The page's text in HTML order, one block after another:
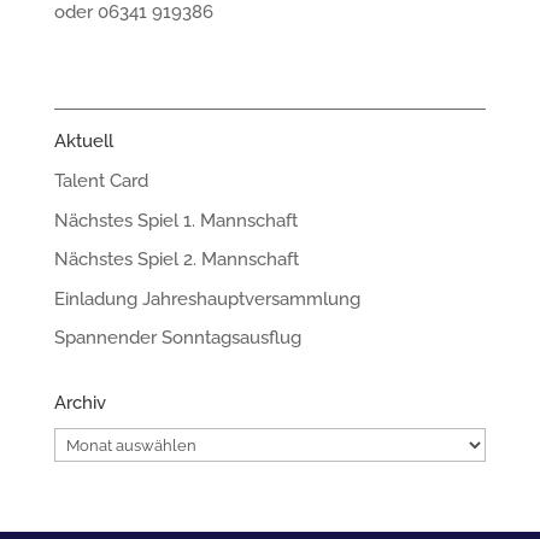
oder 06341 919386
Aktuell
Talent Card
Nächstes Spiel 1. Mannschaft
Nächstes Spiel 2. Mannschaft
Einladung Jahreshauptversammlung
Spannender Sonntagsausflug
Archiv
Archiv